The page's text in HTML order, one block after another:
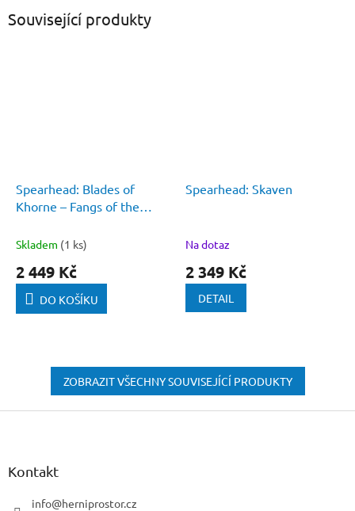
Související produkty
Spearhead: Blades of
Khorne – Fangs of the
Skladem (1 ks)
2 449 Kč
DO KOŠÍKU
Spearhead: Skaven
Na dotaz
2 349 Kč
DETAIL
ZOBRAZIT VŠECHNY SOUVISEJÍCÍ PRODUKTY
Z
Kontakt
info@herniprostor.cz